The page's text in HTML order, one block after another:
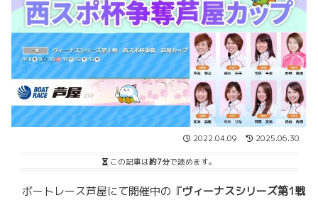
2022.04.09 2025.06.30
この記事は約7分で読めます。
ボートレース芦屋にて開催中の『ヴィーナスシリーズ第1戦